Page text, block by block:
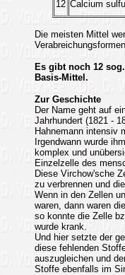
12 Calcium
Die meisten Mittel
Es gibt noch 12
Basis-Mittel.
Zur Geschichte
Der Name geht auf
Jahrhundert (1821 -
Hahnemann intensiv
Irgendwann wurde
komplex und
Einzelzelle des
Diese Virchow'sche
zu verbrennen und
Wenn in den Zellen
waren, dann waren
so konnte die Zelle
wurde krank.
Und hier setzte der
diese fehlenden
auszugleichen und
Stoffe ebenfalls im